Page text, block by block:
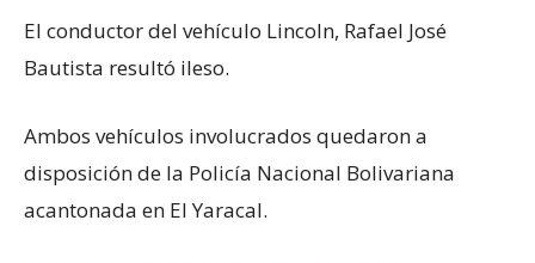
El conductor del vehículo Lincoln, Rafael José
Bautista resultó ileso.
Ambos vehículos involucrados quedaron a
disposición de la Policía Nacional Bolivariana
acantonada en El Yaracal.